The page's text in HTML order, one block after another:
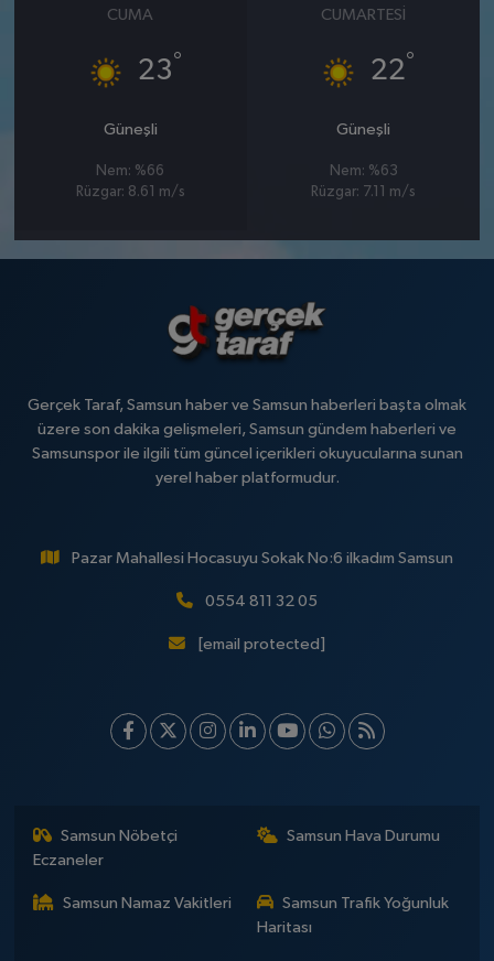
CUMA
23°
Güneşli
Nem: %66
Rüzgar: 8.61 m/s
CUMARTESI
22°
Güneşli
Nem: %63
Rüzgar: 7.11 m/s
Gerçek Taraf, Samsun haber ve Samsun haberleri başta olmak
üzere son dakika gelişmeleri, Samsun gündem haberleri ve
Samsunspor ile ilgili tüm güncel içerikleri okuyucularına sunan
yerel haber platformudur.
Pazar Mahallesi Hocasuyu Sokak No:6 ilkadım Samsun
0554 811 32 05
[email protected]
Samsun Nöbetçi
Eczaneler
Samsun Hava Durumu
Samsun Namaz Vakitleri
Samsun Trafik Yoğunluk
Haritası